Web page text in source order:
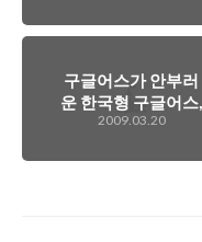
구글어스가 안부러
운 한국형 구글어스,
다음 스카이뷰
2009.03.20